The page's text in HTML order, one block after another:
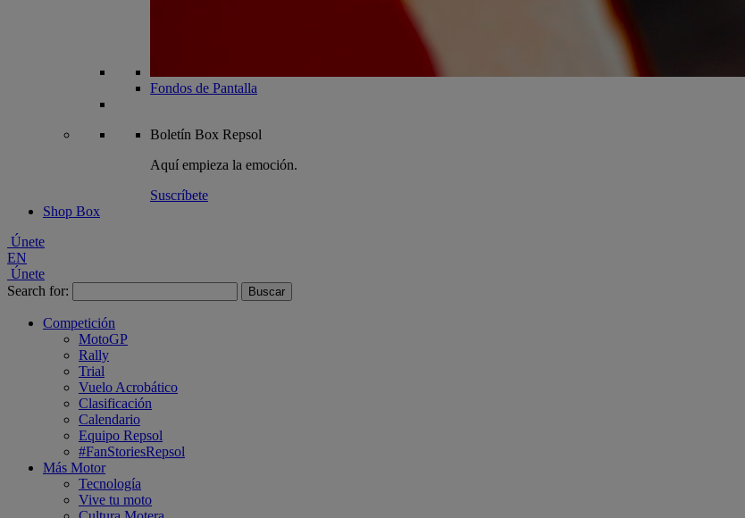
Fondos de Pantalla
Boletín Box Repsol
Aquí empieza la emoción.
Suscríbete
Shop Box
Únete
EN
Únete
Search for:
Competición
MotoGP
Rally
Trial
Vuelo Acrobático
Clasificación
Calendario
Equipo Repsol
#FanStoriesRepsol
Más Motor
Tecnología
Vive tu moto